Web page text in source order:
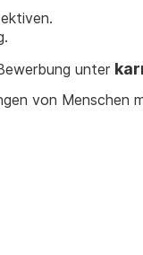
unter
von Menschen